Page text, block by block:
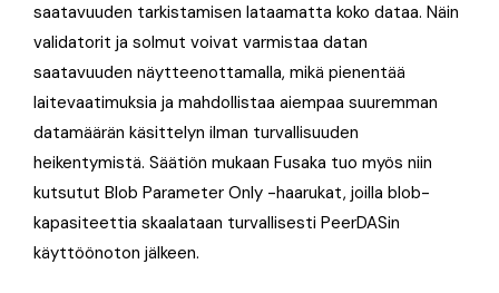
saatavuuden tarkistamisen lataamatta koko dataa. Näin
validatorit ja solmut voivat varmistaa datan
saatavuuden näytteenottamalla, mikä pienentää
laitevaatimuksia ja mahdollistaa aiempaa suuremman
datamäärän käsittelyn ilman turvallisuuden
heikentymistä. Säätiön mukaan Fusaka tuo myös niin
kutsutut Blob Parameter Only -haarukat, joilla blob-
kapasiteettia skaalataan turvallisesti PeerDASin
käyttöönoton jälkeen.